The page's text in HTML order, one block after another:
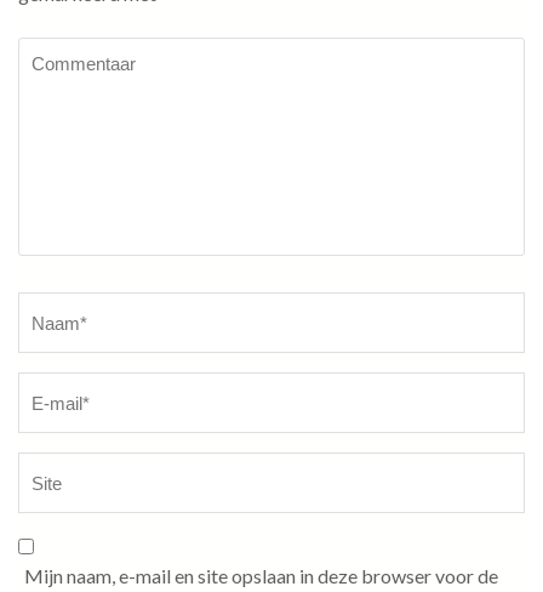
Mijn naam, e-mail en site opslaan in deze browser voor de